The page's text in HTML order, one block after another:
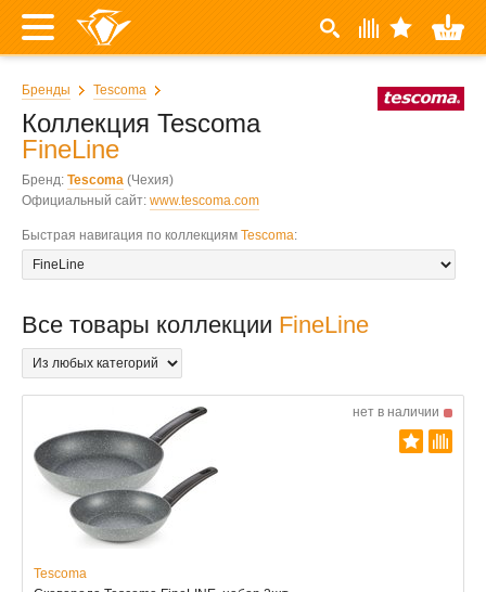
Бренды Tescoma
Коллекция Tescoma
FineLine
Бренд: Tescoma (Чехия)
Официальный сайт: www.tescoma.com
Быстрая навигация по коллекциям Tescoma:
Все товары коллекции FineLine
нет в наличии
Tescoma